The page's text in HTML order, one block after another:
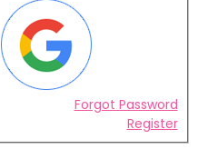
Forgot Password
Register